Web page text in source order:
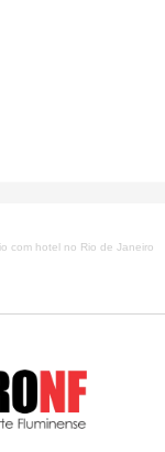
com hotel no Rio de Janeiro